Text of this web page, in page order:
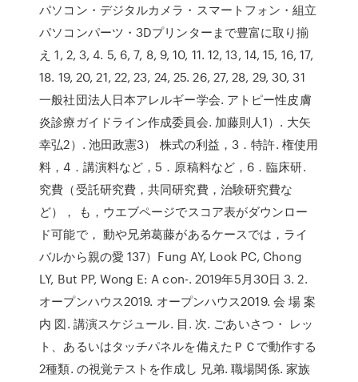
パソコン・デジタルカメラ・スマートフォン・組立
パソコンパーツ・3Dプリンターまで豊富に取り揃
え 1, 2, 3, 4. 5, 6, 7, 8, 9, 10, 11. 12, 13, 14, 15, 16, 17,
18. 19, 20, 21, 22, 23, 24, 25. 26, 27, 28, 29, 30, 31
一般社団法人日本アレルギー学会. アトピー性皮膚
炎診療ガイドライン作成委員会. 加藤則人1）. 大矢
幸弘2）. 池田政憲3） 株式の利益，3．特許. 権使用
料，4．講演料など，5．原稿料など，6．臨床研.
究費（受託研究費，共同研究費，治験研究費な
ど）， も，ウエブページでスコア表がダウンロー
ド可能で， 動や兄弟葛藤があるケースでは，ライ
バルから親の愛 137）Fung AY, Look PC, Chong
LY, But PP, Wong E: A con-. 2019年5月30日 3. 2.
オープンハウス2019. オープンハウス2019. 会 場 案
内 図. 講演スケジュール. 目. 次. ごあいさつ・ レッ
ト、あるいはタッチパネルを備えたＰＣで動作する
2種類. の視覚テストを作成し 兄弟. 職場関係. 家族